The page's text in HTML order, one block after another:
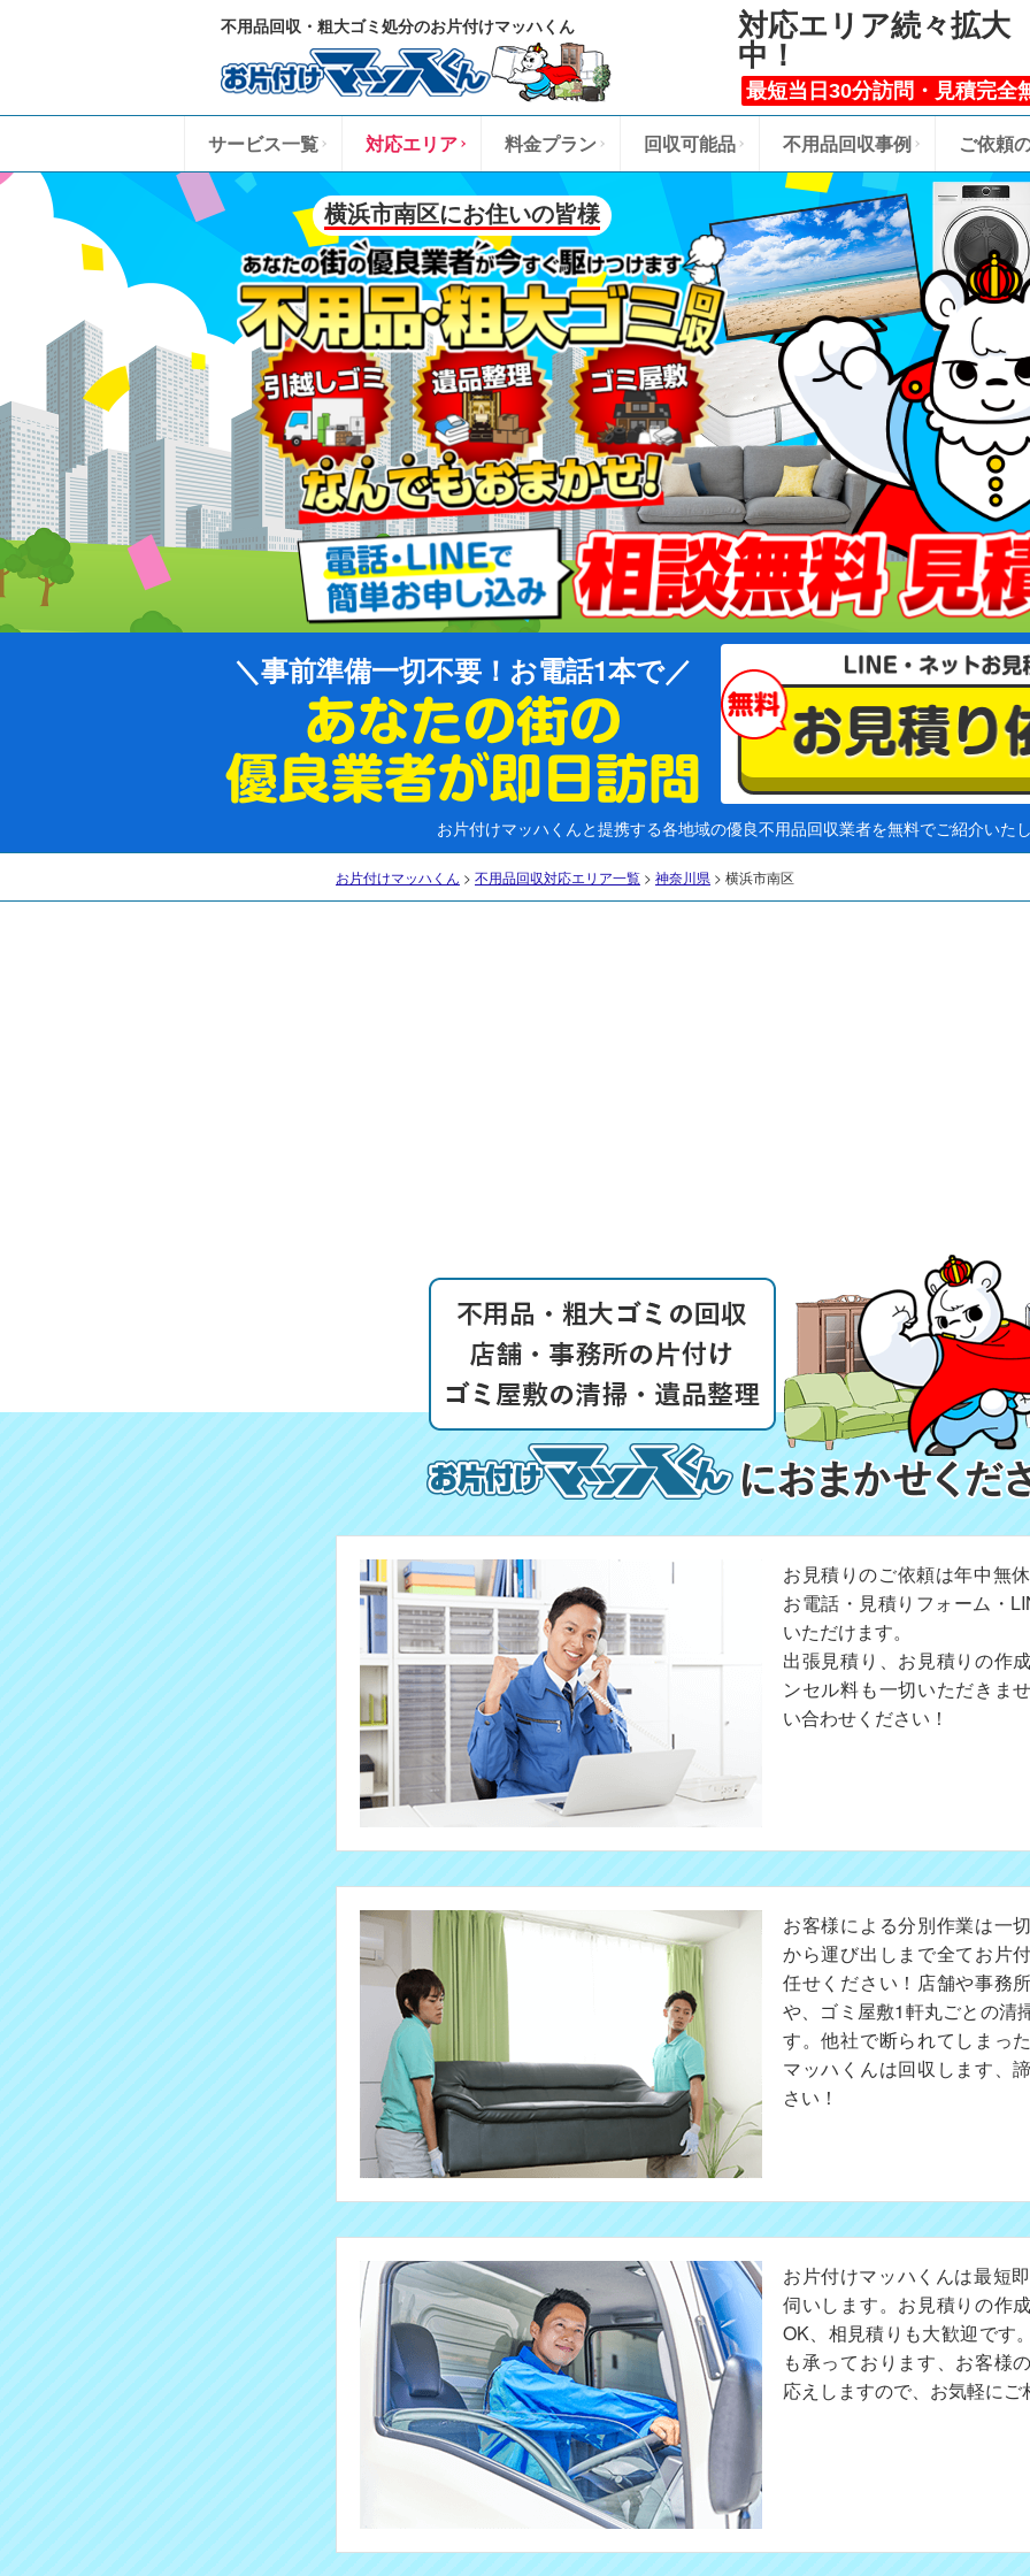
不用品回収・粗大ゴミ処分のお片付けマッハくん 対応エリア続々拡大
中！
最短当日30分訪問・見積完全
サービス一覧 対応エリア 料金プラン 回収可能品 不用品回収事例 ご依頼
横浜市南区にお住いの皆様
事前準備一切不要！お電話1本で
お片付けマッハくんと提携する各地域の優良不用品回収業者を無料でご紹介いた
お片付けマッハくん > 不用品回収対応エリア一覧 > 神奈川県 > 横浜市南区
お見積りのご依頼は年中無
お電話・見積りフォーム・
いただけます。
出張見積り、お見積りの作
ンセル料も一切いただきま
い合わせください！
お客様による分別作業は一
から運び出しまで全てお片
任せください！店舗や事務
や、ゴミ屋敷1軒丸ごとの清
す。他社で断られてしまっ
マッハくんは回収します、
さい！
お片付けマッハくんは最短
伺いします。お見積りの作
OK、相見積りも大歓迎です
も承っております、お客様
応えしますので、お気軽にご